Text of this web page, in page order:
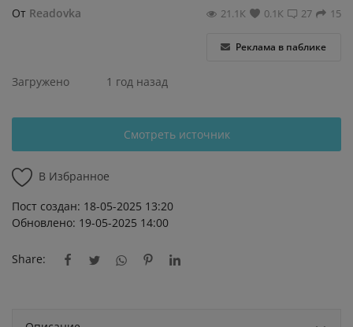
От Readovka 15
27
0.1К
21.1К
Реклама в паблике
Загружено 1 год назад
Смотреть источник
В Избранное
Пост создан: 18-05-2025 13:20
Обновлено: 19-05-2025 14:00
Share: